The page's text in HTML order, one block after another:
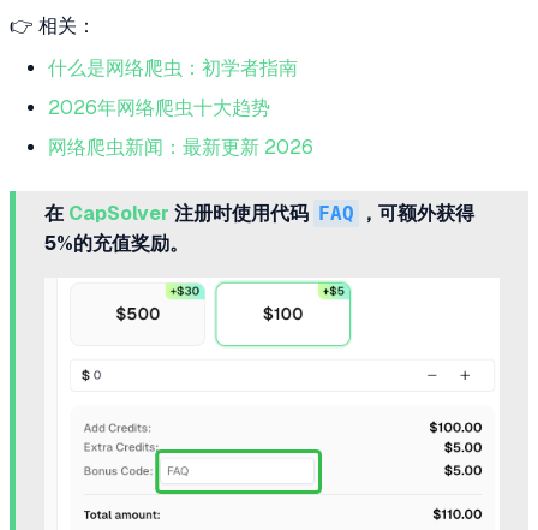
👉 相关：
什么是网络爬虫：初学者指南
2026年网络爬虫十大趋势
网络爬虫新闻：最新更新 2026
在 CapSolver 注册时使用代码 FAQ
，可额外获得
5%的充值奖励。